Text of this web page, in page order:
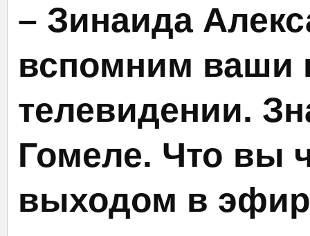
– Зинаида
вспомним ваши
телевидении.
Гомеле. Что вы
выходом в